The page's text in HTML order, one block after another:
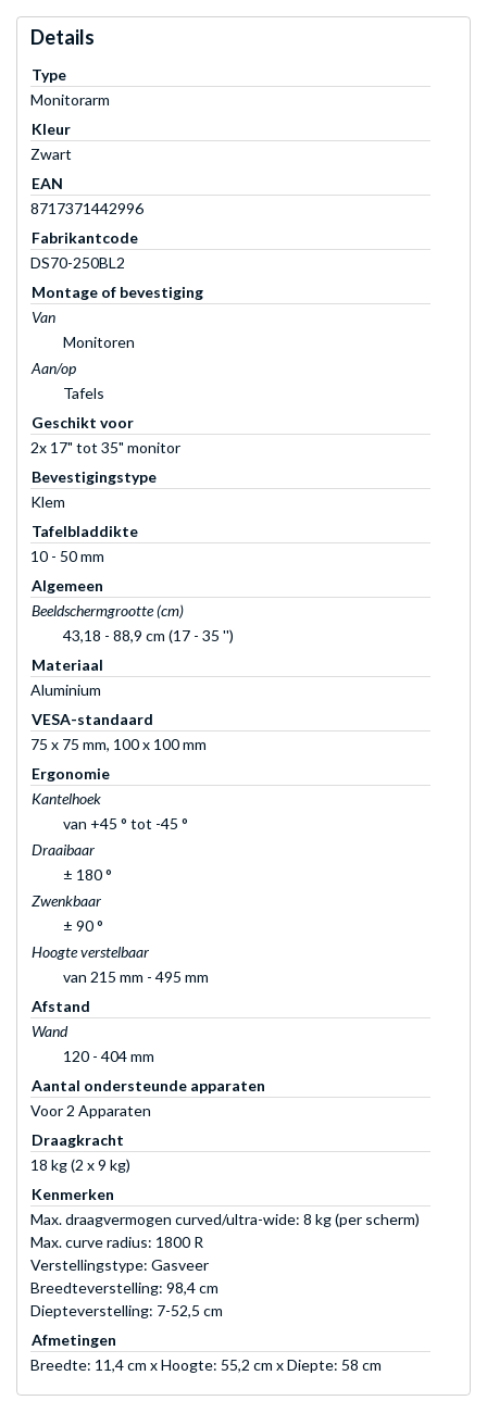
Details
Type
Monitorarm
Kleur
Zwart
EAN
8717371442996
Fabrikantcode
DS70-250BL2
Montage of bevestiging
Van
Monitoren
Aan/op
Tafels
Geschikt voor
2x 17" tot 35" monitor
Bevestigingstype
Klem
Tafelbladdikte
10 - 50 mm
Algemeen
Beeldschermgrootte (cm)
43,18 - 88,9 cm (17 - 35 '')
Materiaal
Aluminium
VESA-standaard
75 x 75 mm, 100 x 100 mm
Ergonomie
Kantelhoek
van +45 ° tot -45 °
Draaibaar
± 180 °
Zwenkbaar
± 90 °
Hoogte verstelbaar
van 215 mm - 495 mm
Afstand
Wand
120 - 404 mm
Aantal ondersteunde apparaten
Voor 2 Apparaten
Draagkracht
18 kg (2 x 9 kg)
Kenmerken
Max. draagvermogen curved/ultra-wide: 8 kg (per scherm)
Max. curve radius: 1800 R
Verstellingstype: Gasveer
Breedteverstelling: 98,4 cm
Diepteverstelling: 7-52,5 cm
Afmetingen
Breedte: 11,4 cm x Hoogte: 55,2 cm x Diepte: 58 cm